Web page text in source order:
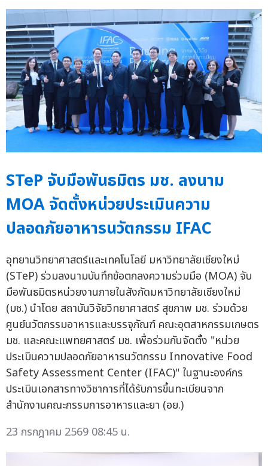
STeP จับมือพันธมิตร มช. ลงนาม
MOA จัดตั้งหน่วยประเมินความ
ปลอดภัยอาหารนวัตกรรม IFAC
อุทยานวิทยาศาสตร์และเทคโนโลยี มหาวิทยาลัยเชียงใหม่
(STeP) ร่วมลงนามบันทึกข้อตกลงความร่วมมือ (MOA) จับ
มือพันธมิตรหน่วยงานภายในสังกัดมหาวิทยาลัยเชียงใหม่
(มช.) นำโดย สถาบันวิจัยวิทยาศาสตร์ สุขภาพ มช. ร่วมด้วย
ศูนย์นวัตกรรมอาหารและบรรจุภัณฑ์ คณะอุตสาหกรรมเกษตร
มช. และคณะแพทยศาสตร์ มช. เพื่อร่วมกันจัดตั้ง "หน่วย
ประเมินความปลอดภัยอาหารนวัตกรรม Innovative Food
Safety Assessment Center (IFAC)" ในฐานะองค์กร
ประเมินเอกสารทางวิชาการที่ได้รับการขึ้นทะเบียนจาก
สำนักงานคณะกรรมการอาหารและยา (อย.)
23 กรกฎาคม 2569 08:45 น.